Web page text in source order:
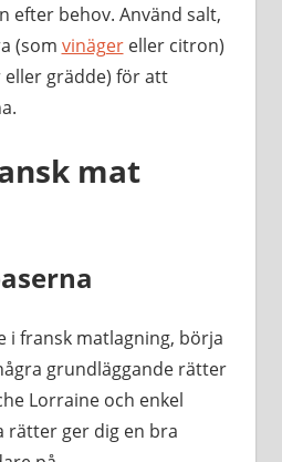
efter behov. Använd salt,
(som vinägereller citron)
grädde) för att
mat
i fransk matlagning, börja
grundläggande rätter
Lorraine och enkel
rätter ger dig en bra